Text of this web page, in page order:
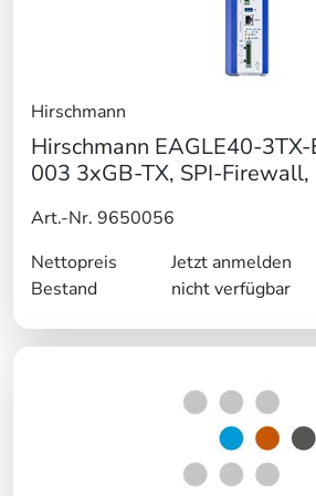
Hirschmann
Hirschmann EAGLE40-
003 3xGB-TX, SPI-Firewall,
Art.-Nr. 9650056
Nettopreis
Jetzt anmelden
Bestand
nicht verfügbar